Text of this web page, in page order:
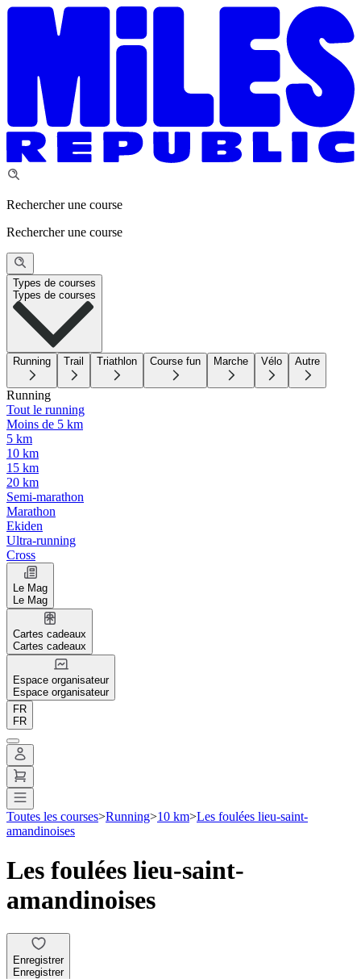
Rechercher une course
Rechercher une course
Types de courses
Types de courses
Running Trail Triathlon Course fun Marche Vélo Autre
Running
Tout le running
Moins de 5 km
5 km
10 km
15 km
20 km
Semi-marathon
Marathon
Ekiden
Ultra-running
Cross
Le Mag
Le Mag
Cartes cadeaux
Cartes cadeaux
Espace organisateur
Espace organisateur
FR
FR
Toutes les courses>Running>10 km>Les foulées lieu-saint-
amandinoises
Les foulées lieu-saint-
amandinoises
Enregistrer
Enregistrer